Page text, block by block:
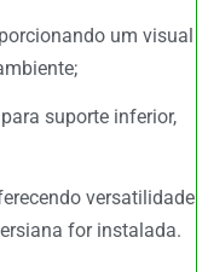
um visual
suporte inferior,
versatilidade
for instalada.